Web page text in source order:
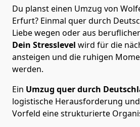
Du planst einen Umzug von
Erfurt? Einmal quer durch
Liebe wegen oder aus
Dein Stresslevel wird für die
ansteigen und die ruhigen
werden.
Ein Umzug quer durch
logistische Herausforderung
Vorfeld eine strukturierte